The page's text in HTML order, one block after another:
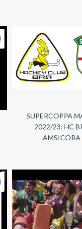
SUPERCOPPA
2022/23: HC
AMSICORA